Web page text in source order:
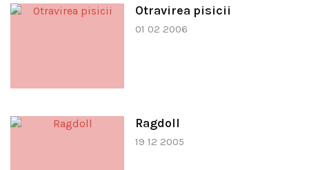
Otravirea pisicii
01 02 2006
Ragdoll
19 12 2005